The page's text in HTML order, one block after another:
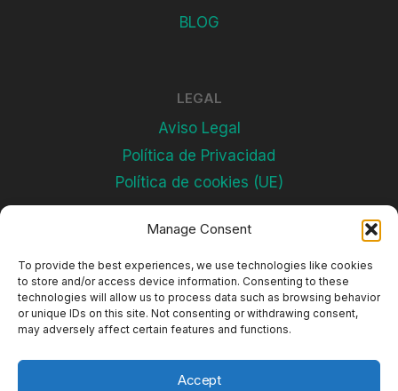
Manage Consent
To provide the best experiences, we use technologies like cookies
to store and/or access device information. Consenting to these
technologies will allow us to process data such as browsing behavior
or unique IDs on this site. Not consenting or withdrawing consent,
may adversely affect certain features and functions.
Accept
BLOG
LEGAL
Aviso Legal
Política de Privacidad
Política de cookies (UE)
Subscríbete